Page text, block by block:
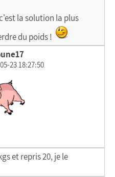
la solution la plus
du poids !
23 18:27:50
et repris 20, je le